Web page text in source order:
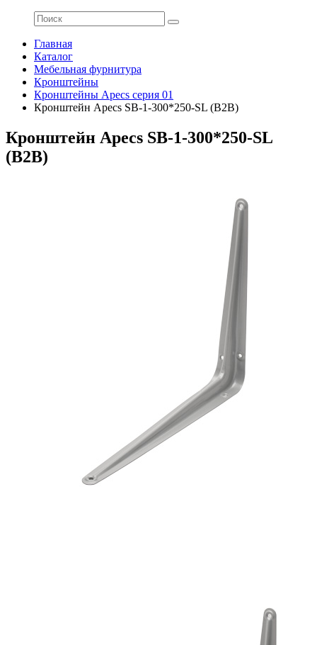
Главная
Каталог
Мебельная фурнитура
Кронштейны
Кронштейны Apecs серия 01
Кронштейн Apecs SB-1-300*250-SL (B2B)
Кронштейн Apecs SB-1-300*250-SL
(B2B)